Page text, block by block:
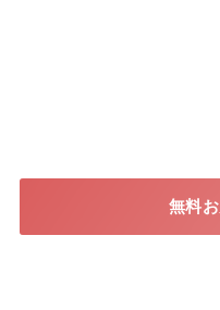
無料